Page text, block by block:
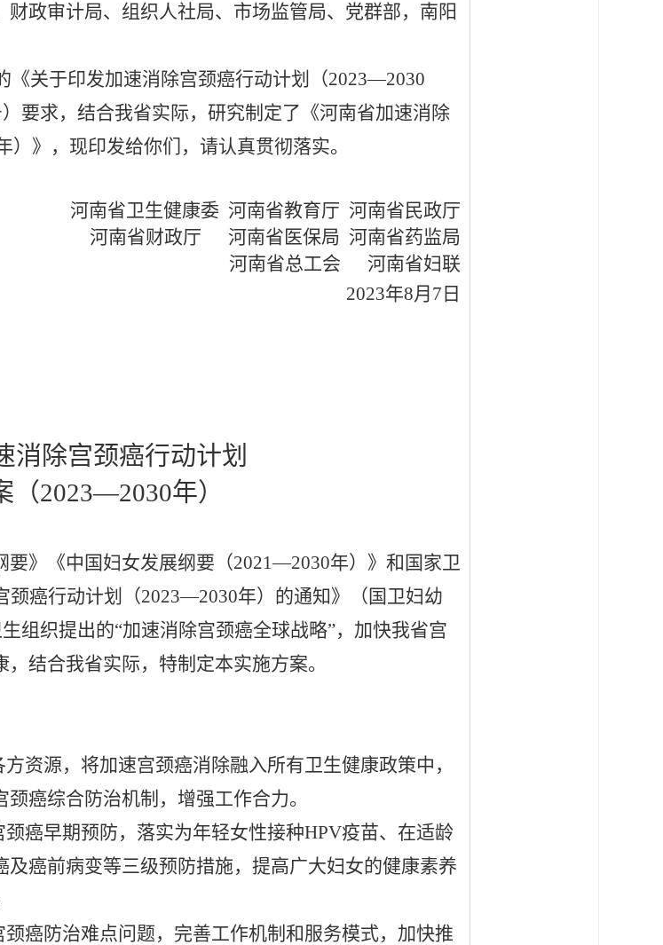
政审计局、组织人社局、市场监管局、党群部，南阳
《关于印发加速消除宫颈癌行动计划（2023—2030
）要求，结合我省实际，研究制定了《河南省加速消除
）》， 现印发给你们，请认真贯彻落实。
河南省卫生健康委 河南省教育厅 河南省民政厅
河南省财政厅
河南省医保局 河南省药监局
河南省总工会
河南省妇联
2023年8月 7 日
消除宫颈癌行动计划
（2023—2030年）
要》《中国妇女发展纲要（2021—2030年）》和国家卫
颈癌行动计划（2023—2030年） 的通知》
（国卫妇幼
组织提出的“加速消除宫颈癌全球战略”，加快我省宫
结合我省实际，特制定本实施方案。
方资源，将加速宫颈癌消除融入所有卫生健康政策中，
癌综合防治机制，增强工作合力。
颈癌早期预防，落实为年轻女性接种HPV疫苗、在适龄
癌前病变等三级预防措施，提高广大妇女的健康素养
颈癌防治难点问题，完善工作机制和服务模式，加快推